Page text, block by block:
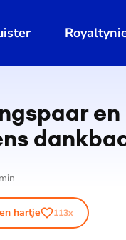
min
hartje 113x